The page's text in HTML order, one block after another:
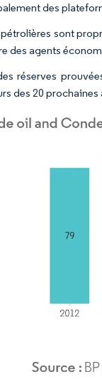
des
sont
des agents
réserves
des 20